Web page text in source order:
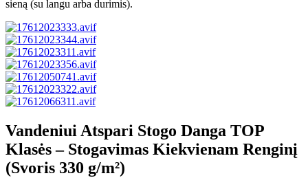
sieną (su langu arba durimis).
Vandeniui Atspari Stogo Danga TOP
Klasės – Stogavimas Kiekvienam Renginį
(Svoris 330 g/m²)